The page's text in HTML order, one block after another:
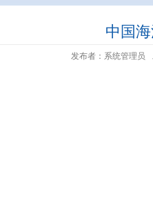
中国
发布者：系统管理员